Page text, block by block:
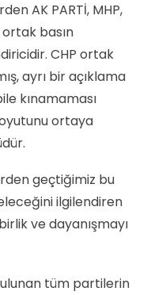
AK PARTİ, MHP,
ortak basın
CHP ortak
ayrı bir açıklama
kınamaması
ortaya
geçtiğimiz bu
ilgilendiren
ve dayanışmayı
tüm partilerin